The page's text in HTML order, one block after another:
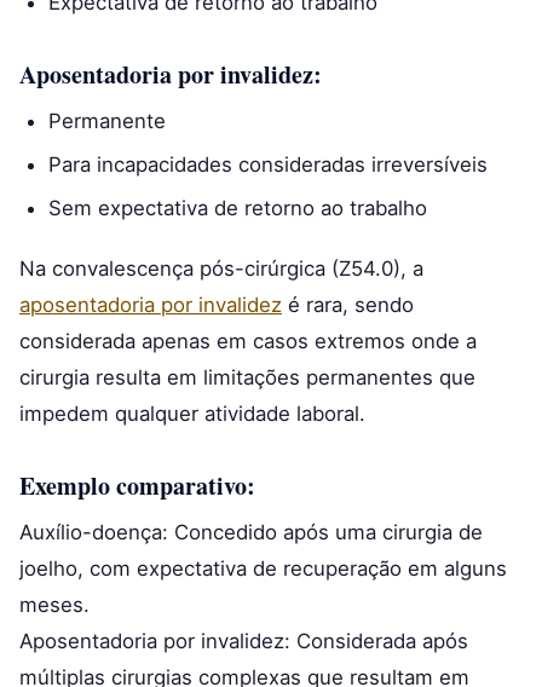
Aposentadoria por invalidez:
Permanente
Para incapacidades consideradas irreversíveis
Sem expectativa de retorno ao trabalho
Na convalescença pós-cirúrgica (Z54.0), a
aposentadoria por invalidez é rara, sendo
considerada apenas em casos extremos onde a
cirurgia resulta em limitações permanentes que
impedem qualquer atividade laboral.
Exemplo comparativo:
Auxílio-doença: Concedido após uma cirurgia de
joelho, com expectativa de recuperação em alguns
meses.
Aposentadoria por invalidez: Considerada após
múltiplas cirurgias complexas que resultam em